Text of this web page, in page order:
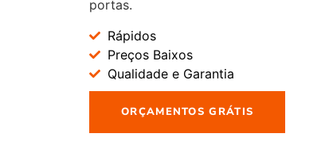
portas.
Rápidos
Preços Baixos
Qualidade e Garantia
ORÇAMENTOS GRÁTIS